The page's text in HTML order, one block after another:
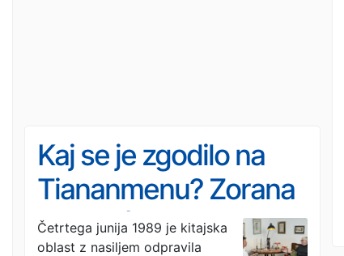
Kaj se je zgodilo na
Tiananmenu? Zorana
Baković je bila tam
Četrtega junija 1989 je kitajska
oblast z nasiljem odpravila